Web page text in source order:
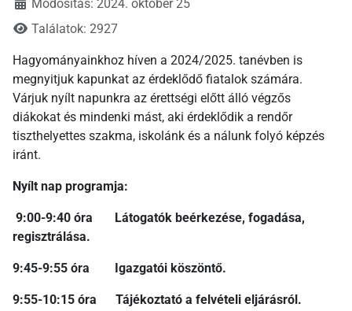
Módosítás: 2024. október 25
Találatok: 2927
Hagyományainkhoz híven a 2024/2025. tanévben is
megnyitjuk kapunkat az érdeklődő fiatalok számára.
Várjuk nyílt napunkra az érettségi előtt álló végzős
diákokat és mindenki mást, aki érdeklődik a rendőr
tiszthelyettes szakma, iskolánk és a nálunk folyó képzés
iránt.
Nyílt nap programja:
9:00-9:40 óra Látogatók beérkezése, fogadása,
regisztrálása.
9:45-9:55 óra Igazgatói köszöntő.
9:55-10:15 óra Tájékoztató a felvételi eljárásról.